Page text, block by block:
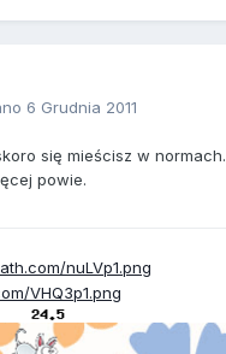
6 Grudnia 2011
się mieścisz w normach.
powie.